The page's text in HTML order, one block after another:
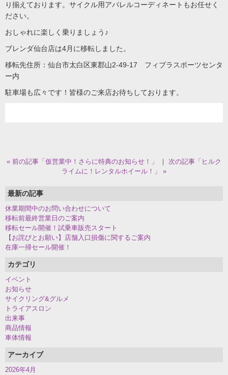
り揃えております。サイクル用アパレルコーディネートもお任せく
ださい。
おしゃれに楽しく乗りましょう♪
ブレンダ仙台店は4月に移転しました。
移転先住所：仙台市太白区東郡山2-49-17 フィブラスポーツセンタ
ー内
駐車場も広々です！皆様のご来店お待ちしております。
« 前の記事「仮営業中！さらに特典のお知らせ！」 ｜ 次の記事「ヒルク
ライムに！レンタルホイール！」 »
最新の記事
休業期間中のお問い合わせについて
移転前最終営業日のご案内
移転セール開催！試乗車販売スタート
【お詫びとお願い】店舗入口損傷に関するご案内
在庫一掃セール開催！
カテゴリ
イベント
お知らせ
サイクリング&グルメ
トライアスロン
出来事
商品情報
車体情報
アーカイブ
2026年4月